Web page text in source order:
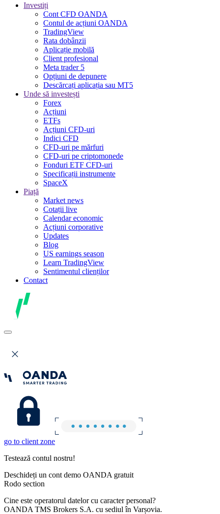
Investiți
Cont CFD OANDA
Contul de acțiuni OANDA
TradingView
Rata dobânzii
Aplicație mobilă
Client profesional
Meta trader 5
Opțiuni de depunere
Descărcați aplicația sau MT5
Unde să investești
Forex
Acțiuni
ETFs
Acțiuni CFD-uri
Indici CFD
CFD-uri pe mărfuri
CFD-uri pe criptomonede
Fonduri ETF CFD-uri
Specificații instrumente
SpaceX
Piață
Market news
Cotații live
Calendar economic
Acțiuni corporative
Updates
Blog
US earnings season
Learn TradingView
Sentimentul clienților
Contact
go to client zone
Testează contul nostru!
Deschideți un cont demo OANDA gratuit
Rodo section
Cine este operatorul datelor cu caracter personal?
OANDA TMS Brokers S.A. cu sediul în Varșovia.